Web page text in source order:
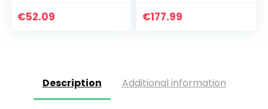
0,00~14,00 pH
€52.09 €177.99
Description Additional information